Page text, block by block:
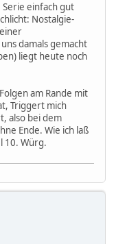
Serie einfach gut
Nostalgie-
damals gemacht
liegt heute noch
am Rande mit
Triggert mich
also bei dem
Ende. Wie ich laß
10. Würg.